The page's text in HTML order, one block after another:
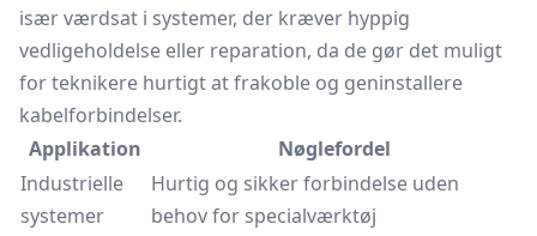
især værdsat i systemer, der kræver hyppig
vedligeholdelse eller reparation, da de gør det muligt
for teknikere hurtigt at frakoble og geninstallere
kabelforbindelser.
Applikation
Nøglefordel
Industrielle
systemer
Hurtig og sikker forbindelse uden
behov for specialværktøj